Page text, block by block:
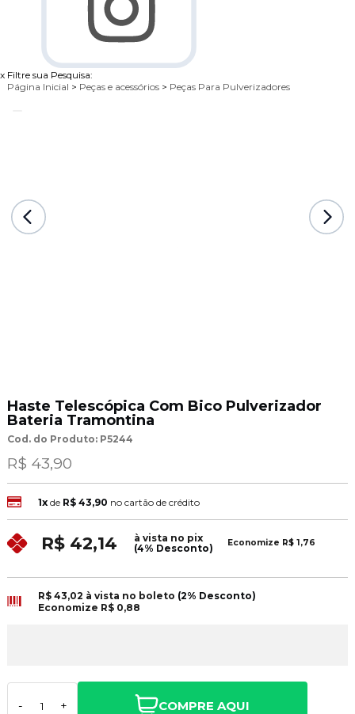
x Filtre sua Pesquisa:
Página Inicial > Peças e acessórios > Peças Para Pulverizadores
Haste Telescópica Com Bico Pulverizador
Bateria Tramontina
Cod. do Produto: P5244
R$ 43,90
1xde R$ 43,90 no cartão de crédito
R$ 42,14
à vista no pix
(4% Desconto)
Economize R$ 1,76
R$ 43,02 à vista no boleto (2% Desconto)
Economize R$ 0,88
- + COMPRE AQUI